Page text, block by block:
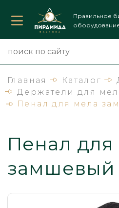
Правильное
Главная Каталог
Держатели для
Пенал для мела
Пенал
замшевый